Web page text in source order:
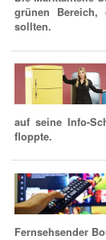
grünen Bereich,
sollten.
auf seine Info-
floppte.
Fernsehsender